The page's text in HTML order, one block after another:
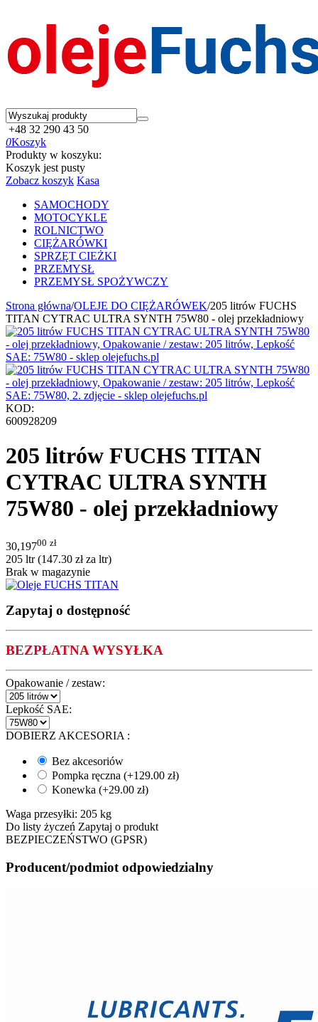
+48 32 290 43 50
0Koszyk
Produkty w koszyku:
Koszyk jest pusty
Zobacz koszyk Kasa
SAMOCHODY
MOTOCYKLE
ROLNICTWO
CIĘŻARÓWKI
SPRZĘT CIEŻKI
PRZEMYSŁ
PRZEMYSŁ SPOŻYWCZY
Strona główna/OLEJE DO CIĘŻARÓWEK/205 litrów FUCHS
TITAN CYTRAC ULTRA SYNTH 75W80 - olej przekładniowy
KOD:
600928209
205 litrów FUCHS TITAN
CYTRAC ULTRA SYNTH
75W80 - olej przekładniowy
30,19700 zł
205 ltr (147.30 złza ltr)
Brak w magazynie
Zapytaj o dostępność
BEZPŁATNA WYSYŁKA
Opakowanie / zestaw:
Lepkość SAE:
DOBIERZ AKCESORIA :
Bez akcesoriów
Pompka ręczna (+129.00 zł)
Konewka (+29.00 zł)
Waga przesyłki: 205 kg
Do listy życzeń Zapytaj o produkt
BEZPIECZEŃSTWO (GPSR)
Producent/podmiot odpowiedzialny